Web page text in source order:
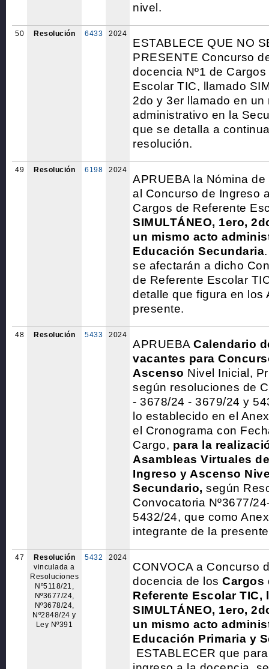
nivel.
50 Resolución 6433 2024
ESTABLECE QUE NO
PRESENTE Concurso
docencia Nº1 de
Escolar TIC, llamado
2do y 3er llamado en un
administrativo en la
que se detalla a
resolución.
49 Resolución 6198 2024
APRUEBA la Nómina
al Concurso de Ingreso
Cargos de Referente
SIMULTÁNEO, 1ero,
un mismo acto
Educación Secundaria
se afectarán a dicho
de Referente Escolar
detalle que figura en los
presente.
48 Resolución 5433 2024
APRUEBA Calendario
vacantes para
Ascenso Nivel Inicial,
según resoluciones de
- 3678/24 - 3679/24 y
lo establecido en el
el Cronograma con
Cargo, para la
Asambleas Virtuales
Ingreso y Ascenso
Secundario, según
Convocatoria Nº3677/
5432/24, que como
integrante de la
47
Resolución
vinculada a
Resoluciones
Nº5118/21,
Nº3677/24,
Nº3678/24,
Nº2848/24 y
Ley Nº391
5432 2024
CONVOCA a Concurso
docencia de los Cargos
Referente Escolar TIC,
SIMULTÁNEO, 1ero,
un mismo acto
Educación Primaria y
ESTABLECER que